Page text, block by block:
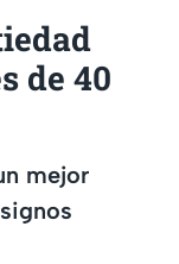
de 40
mejor